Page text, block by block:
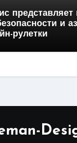
и
рулетки